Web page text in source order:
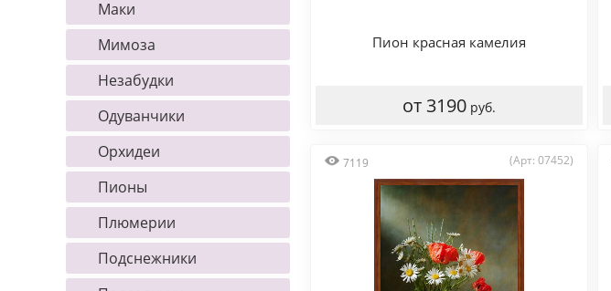
Маки
Мимоза
Незабудки
Одуванчики
Орхидеи
Пионы
Плюмерии
Подснежники
Пион красная камелия
от 3190 руб.
7119 (Арт: 07452)